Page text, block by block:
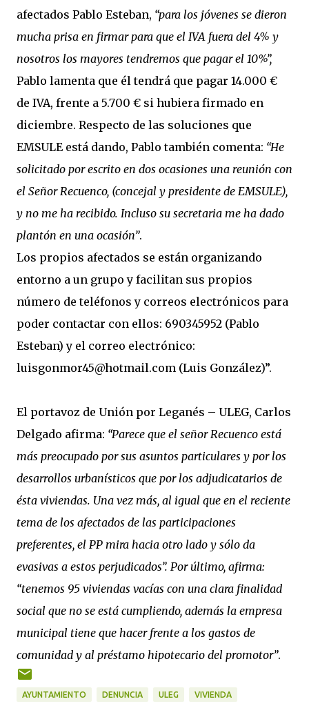
afectados Pablo Esteban, “para los jóvenes se dieron
mucha prisa en firmar para que el IVA fuera del 4% y
nosotros los mayores tendremos que pagar el 10%”,
Pablo lamenta que él tendrá que pagar 14.000 €
de IVA, frente a 5.700 € si hubiera firmado en
diciembre. Respecto de las soluciones que
EMSULE está dando, Pablo también comenta: “He
solicitado por escrito en dos ocasiones una reunión con
el Señor Recuenco, (concejal y presidente de EMSULE),
y no me ha recibido. Incluso su secretaria me ha dado
plantón en una ocasión”.
Los propios afectados se están organizando
entorno a un grupo y facilitan sus propios
número de teléfonos y correos electrónicos para
poder contactar con ellos: 690345952 (Pablo
Esteban) y el correo electrónico:
luisgonmor45@hotmail.com (Luis González)”.
El portavoz de Unión por Leganés – ULEG, Carlos
Delgado afirma: “Parece que el señor Recuenco está
más preocupado por sus asuntos particulares y por los
desarrollos urbanísticos que por los adjudicatarios de
ésta viviendas. Una vez más, al igual que en el reciente
tema de los afectados de las participaciones
preferentes, el PP mira hacia otro lado y sólo da
evasivas a estos perjudicados”. Por último, afirma:
“tenemos 95 viviendas vacías con una clara finalidad
social que no se está cumpliendo, además la empresa
municipal tiene que hacer frente a los gastos de
comunidad y al préstamo hipotecario del promotor”.
AYUNTAMIENTO DENUNCIA ULEG VIVIENDA